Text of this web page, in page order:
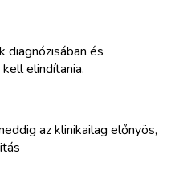
diagnózisában és
elindítania.
az klinikailag előnyös,